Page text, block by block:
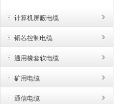
计算机屏蔽电缆
铜芯控制电缆
通用橡套软电缆
矿用电缆
通信电缆